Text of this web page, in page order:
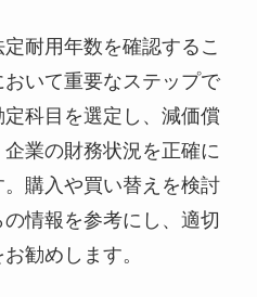
耐用年数を確認するこ
いて重要なステップで
科目を選定し、減価償
業の財務状況を正確に
購入や買い替えを検討
情報を参考にし、適切
勧めします。